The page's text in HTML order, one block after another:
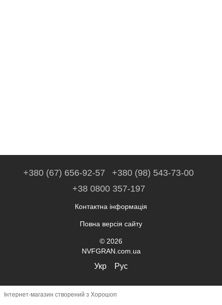
+380 (67) 656-92-57
+380 (98) 543-73-00
+38 0800 357-197
Контактна інформація
Повна версія сайту
© 2026
NVFGRAN.com.ua
Укр Рус
Інтернет-магазин створений з Хорошоп